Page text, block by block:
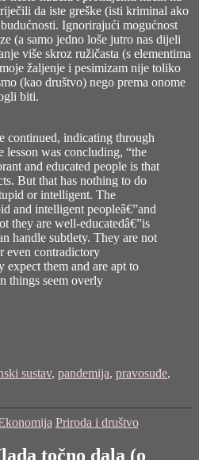
da iste greške (isti kriminal ako
Ignorirajući mogućnost
(a samo jedno loše jutro nas dijeli
više skroz ružičasta (s elementima
žaljenje i pesimizam nije toliko
(kao društvo) nego prema onome
biti.
continued, indicating through
lesson was concluding, “the
and educated people is that
But that has nothing to do
or intelligent. The
and intelligent peopleâ€”and
they are well-educatedâ€”is
handle subtlety. They are not
even contradictory
expect them and are apt to
things seem overly
sustav, pandemija, pravosuđe,
CategoriesPriroda i društvo
točno dala (o